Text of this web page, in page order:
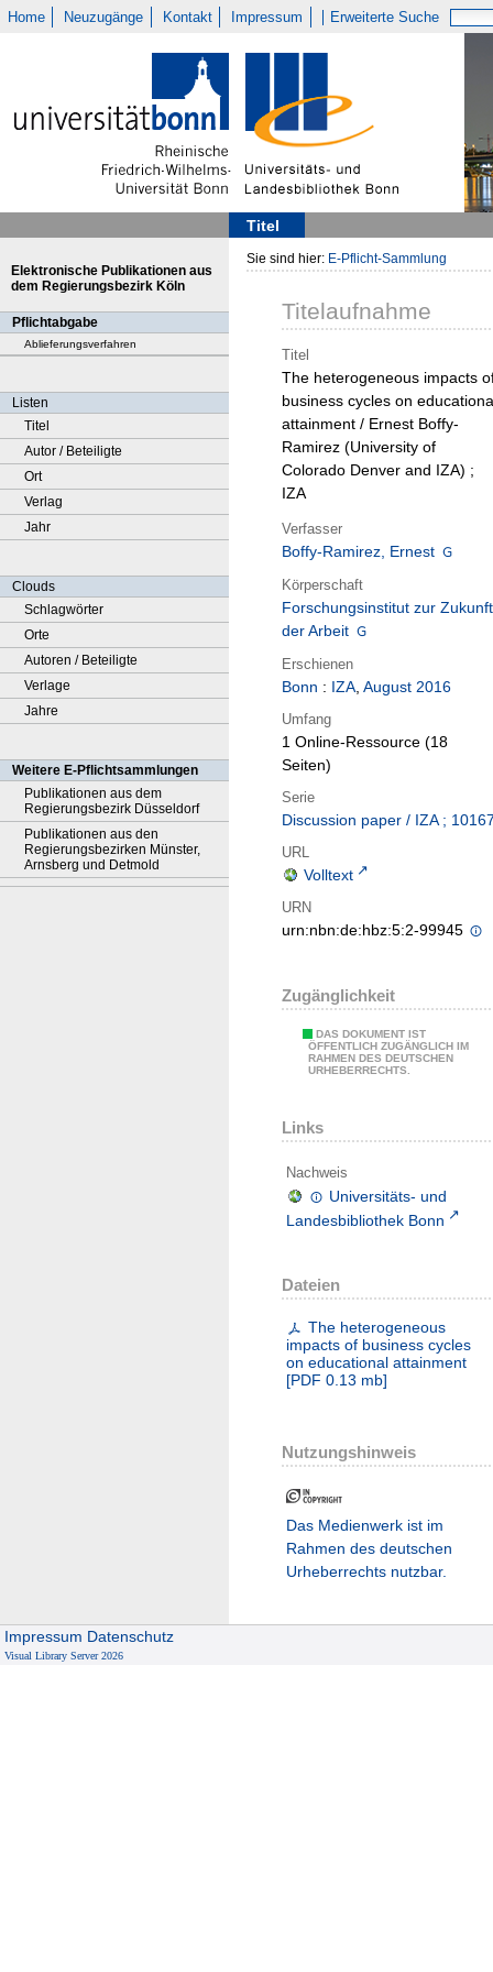
Home Neuzugänge Kontakt Impressum Erweiterte Suche
Titel
Elektronische Publikationen aus
dem Regierungsbezirk Köln
Pflichtabgabe
Ablieferungsverfahren
Listen
Titel
Autor / Beteiligte
Ort
Verlag
Jahr
Clouds
Schlagwörter
Orte
Autoren / Beteiligte
Verlage
Jahre
Weitere E-Pflichtsammlungen
Publikationen aus dem
Regierungsbezirk Düsseldorf
Publikationen aus den
Regierungsbezirken Münster,
Arnsberg und Detmold
Sie sind hier: E-Pflicht-Sammlung
Titelaufnahme
Titel
The heterogeneous impacts
business cycles on
attainment / Ernest Boffy-
Ramirez (University of
Colorado Denver and IZA) ;
IZA
Verfasser
Boffy-Ramirez, Ernest
Körperschaft
Forschungsinstitut zur Zukunft
der Arbeit
Erschienen
Bonn : IZA, August 2016
Umfang
1 Online-Ressource (18
Seiten)
Serie
Discussion paper / IZA ;
URL
Volltext
URN
urn:nbn:de:hbz:5:2-99945
Zugänglichkeit
DAS DOKUMENT IST
ÖFFENTLICH ZUGÄNGLICH IM
RAHMEN DES DEUTSCHEN
URHEBERRECHTS.
Links
Nachweis
Universitäts- und
Landesbibliothek Bonn
Dateien
The heterogeneous
impacts of business cycles
on educational attainment
[PDF 0.13 mb]
Nutzungshinweis
Das Medienwerk ist im
Rahmen des deutschen
Urheberrechts nutzbar.
Impressum Datenschutz
Visual Library Server 2026